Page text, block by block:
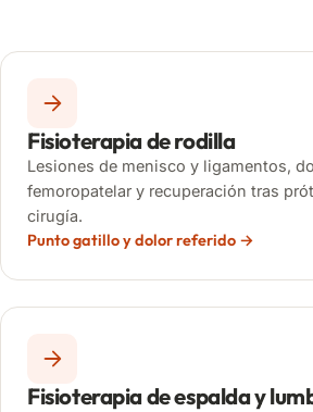
Fisioterapia de rodilla
Lesiones de menisco y ligamentos,
femoropatelar y recuperación tras
cirugía.
Punto gatillo y dolor referido
Fisioterapia de espalda y